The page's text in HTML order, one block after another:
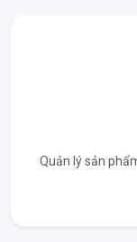
Quản lý sản